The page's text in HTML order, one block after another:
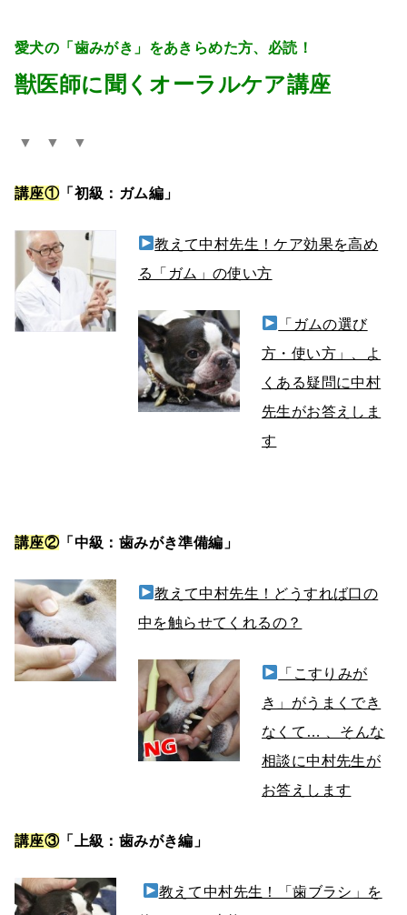
愛犬の「歯みがき」をあきらめた方、必読！
獣医師に聞くオーラルケア講座
▼ ▼ ▼
講座①「初級：ガム編」
教えて中村先生！ケア効果を高め
る「ガム」の使い方
「ガムの選び
方・使い方」、よ
くある疑問に中村
先生がお答えしま
す
講座②「中級：歯みがき準備編」
教えて中村先生！どうすれば口の
中を触らせてくれるの？
「こすりみが
き」 がうまくでき
なくて… 、そんな
相談に中村先生が
お答えします
講座③「上級：歯みがき編」
教えて中村先生！「歯ブラシ」を